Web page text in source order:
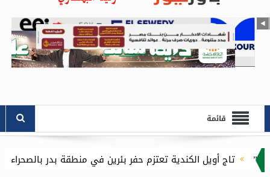
قائمة
تعتزم حفر بئرين في منطقة بدر بالصحراء الغربية باستثمارات 16.1 مليون دولار